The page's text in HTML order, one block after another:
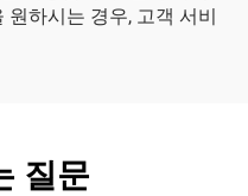
하시는 경우, 고객 서비
질문